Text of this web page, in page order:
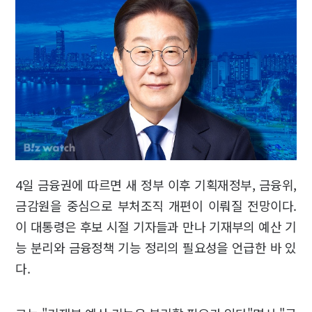
4일 금융권에 따르면 새 정부 이후 기획재정부, 금융위,
금감원을 중심으로 부처조직 개편이 이뤄질 전망이다.
이 대통령은 후보 시절 기자들과 만나 기재부의 예산 기
능 분리와 금융정책 기능 정리의 필요성을 언급한 바 있
다.